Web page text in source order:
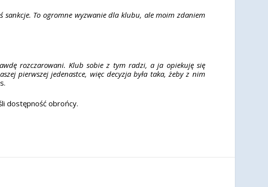
sankcje. To ogromne wyzwanie dla klubu, ale moim zdaniem
rozczarowani. Klub sobie z tym radzi, a ja opiekuję się
pierwszej jedenastce, więc decyzja była taka, żeby z nim
dostępność obrońcy.